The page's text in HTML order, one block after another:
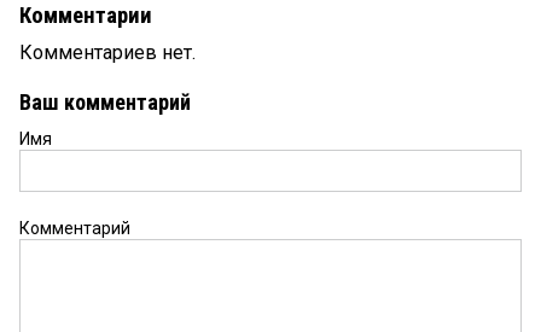
Комментарии
Комментариев нет.
Ваш комментарий
Имя
Комментарий